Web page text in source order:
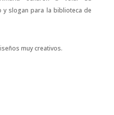
y slogan para la biblioteca de
muy creativos.